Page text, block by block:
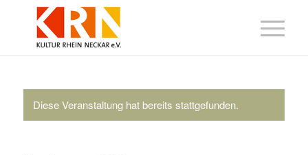
Diese Veranstaltung hat bereits stattgefunden.